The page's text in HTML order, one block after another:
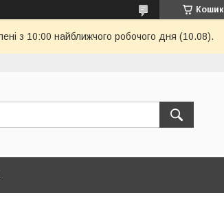
Кошик
з 10:00 найближчого робочого дня (10.08).